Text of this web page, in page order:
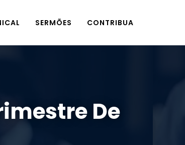
SERMÕES CONTRIBUA
De